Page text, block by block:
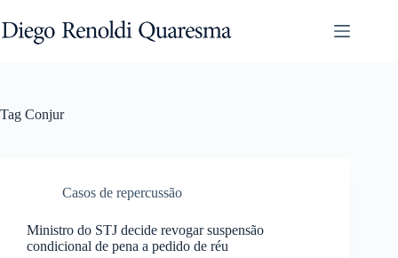
para
o
Tag Conjur
Casos de repercussão
Ministro do STJ decide revogar suspensão
condicional de pena a pedido de réu